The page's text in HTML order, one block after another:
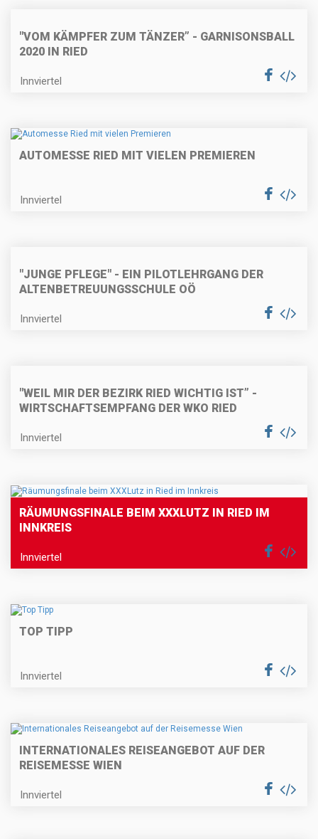
"VOM KÄMPFER ZUM TÄNZER” - GARNISONSBALL
2020 IN RIED
Innviertel
AUTOMESSE RIED MIT VIELEN PREMIEREN
Innviertel
"JUNGE PFLEGE" - EIN PILOTLEHRGANG DER
ALTENBETREUUNGSSCHULE OÖ
Innviertel
"WEIL MIR DER BEZIRK RIED WICHTIG IST” -
WIRTSCHAFTSEMPFANG DER WKO RIED
Innviertel
RÄUMUNGSFINALE BEIM XXXLUTZ IN RIED IM
INNKREIS
Innviertel
TOP TIPP
Innviertel
INTERNATIONALES REISEANGEBOT AUF DER
REISEMESSE WIEN
Innviertel